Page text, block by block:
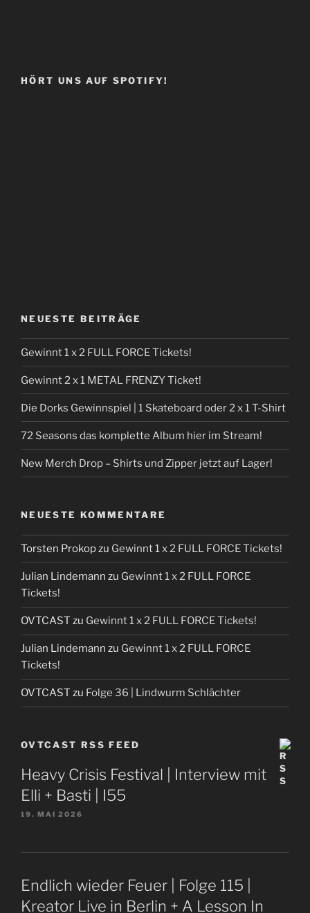
HÖRT UNS AUF SPOTIFY!
NEUESTE BEITRÄGE
Gewinnt 1 x 2 FULL FORCE Tickets!
Gewinnt 2 x 1 METAL FRENZY Ticket!
Die Dorks Gewinnspiel | 1 Skateboard oder 2 x 1 T-Shirt
72 Seasons das komplette Album hier im Stream!
New Merch Drop – Shirts und Zipper jetzt auf Lager!
NEUESTE KOMMENTARE
Torsten Prokopzu Gewinnt 1 x 2 FULL FORCE Tickets!
Julian Lindemann zu Gewinnt 1 x 2 FULL FORCE
Tickets!
OVTCAST zu Gewinnt 1 x 2 FULL FORCE Tickets!
Julian Lindemann zu Gewinnt 1 x 2 FULL FORCE
Tickets!
OVTCAST zu Folge 36 | Lindwurm Schlächter
OVTCAST RSS FEED
Heavy Crisis Festival | Interview mit
Elli + Basti | I55
19. MAI 2026
Endlich wieder Feuer | Folge 115 |
Kreator Live in Berlin + A Lesson In